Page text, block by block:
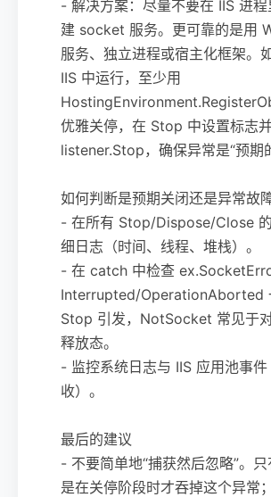
- 解决方案：尽量不要在 IIS 进程
建 socket 服务。更可靠的是用
服务、独立进程或宿主化框架。
IIS 中运行，至少用
优雅关停，在 Stop 中设置标志
listener.Stop，确保异常是“预期的
如何判断是预期关闭还是异常故障
- 在所有 Stop/Dispose/Close
细日志（时间、线程、堆栈）。
- 在 catch 中检查
Interrupted/OperationAborted
Stop 引发，NotSocket 常见于
释放态。
- 监控系统日志与 IIS 应用池事
收）。
最后的建议
- 不要简单地“捕获然后忽略”。
是在关停阶段时才吞掉这个异常